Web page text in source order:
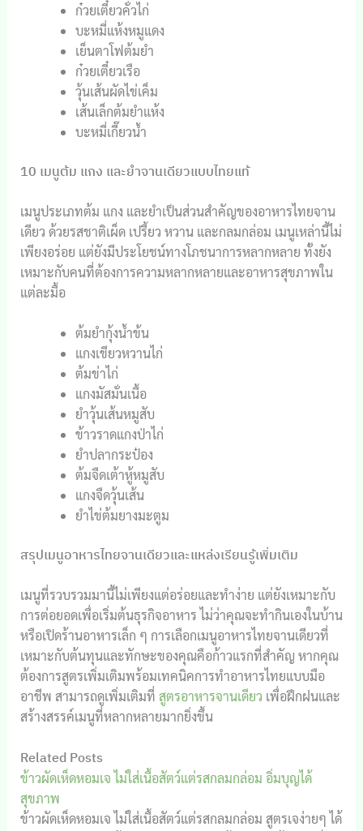
ก๋วยเตี๋ยวคั่วไก่
บะหมี่แห้งหมูแดง
เย็นตาโฟต้มยำ
ก๋วยเตี๋ยวเรือ
วุ้นเส้นผัดไข่เค็ม
เส้นเล็กต้มยำแห้ง
บะหมี่เกี๊ยวน้ำ
10 เมนูต้ม แกง และยำจานเดียวแบบไทยแท้
เมนูประเภทต้ม แกง และยำเป็นส่วนสำคัญของอาหารไทยจาน
เดียว ด้วยรสชาติเผ็ด เปรี้ยว หวาน และกลมกล่อม เมนูเหล่านี้ไม่
เพียงอร่อย แต่ยังมีประโยชน์ทางโภชนาการหลากหลาย ทั้งยัง
เหมาะกับคนที่ต้องการความหลากหลายและอาหารสุขภาพใน
แต่ละมื้อ
ต้มยำกุ้งน้ำข้น
แกงเขียวหวานไก่
ต้มข่าไก่
แกงมัสมั่นเนื้อ
ยำวุ้นเส้นหมูสับ
ข้าวราดแกงป่าไก่
ยำปลากระป๋อง
ต้มจืดเต้าหู้หมูสับ
แกงจืดวุ้นเส้น
ยำไข่ต้มยางมะตูม
สรุปเมนูอาหารไทยจานเดียวและแหล่งเรียนรู้เพิ่มเติม
เมนูที่รวบรวมมานี้ไม่เพียงแต่อร่อยและทำง่าย แต่ยังเหมาะกับ
การต่อยอดเพื่อเริ่มต้นธุรกิจอาหาร ไม่ว่าคุณจะทำกินเองในบ้าน
หรือเปิดร้านอาหารเล็ก ๆ การเลือกเมนูอาหารไทยจานเดียวที่
เหมาะกับต้นทุนและทักษะของคุณคือก้าวแรกที่สำคัญ หากคุณ
ต้องการสูตรเพิ่มเติมพร้อมเทคนิคการทำอาหารไทยแบบมือ
อาชีพ สามารถดูเพิ่มเติมที่ สูตรอาหารจานเดียว เพื่อฝึกฝนและ
สร้างสรรค์เมนูที่หลากหลายมากยิ่งขึ้น
Related Posts
ข้าวผัดเห็ดหอมเจ ไม่ใส่เนื้อสัตว์แต่รสกลมกล่อม อิ่มบุญได้
สุขภาพ
ข้าวผัดเห็ดหอมเจ ไม่ใส่เนื้อสัตว์แต่รสกลมกล่อม สูตรเจง่ายๆ ได้